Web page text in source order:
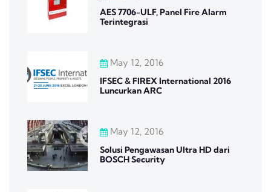
AES 7706-ULF, Panel Fire Alarm
Terintegrasi
May 12, 2016
IFSEC & FIREX International 2016
Luncurkan ARC
May 12, 2016
Solusi Pengawasan Ultra HD dari
BOSCH Security